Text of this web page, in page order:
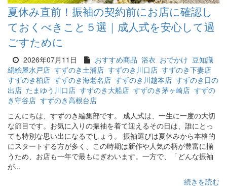
夏休み直前！振袖の契約前にお店に確認し
ておくべきこと５選｜成人式を安心して過
ごすために
2026年07月11日 おすすめ商品 浴衣 おでかけ 豆知識
絹絵屋水戸店 すずのき土浦店 すずのき川口店 すずのき下妻店
すずのき柏店 すずのき海老名店 すずのき川越本店 すずのき日の
出店 たまゆう川口店 すずのき大船店 すずのき茅ヶ崎店 すずの
き守谷店 すずのき高根台店
こんにちは、すずのき編集部です。 成人式は、一生に一度の大切
な節目です。お気に入りの振袖を着て迎えるその日は、誰にとっ
ても特別な思い出になるでしょう。 振袖選びは夏休みから本格的
にスタートする方が多く、この時期は新作や人気の柄が豊富に揃
うため、お店も一年で最もにぎわいます。一方で、「どんな振袖
が...
続きを読む